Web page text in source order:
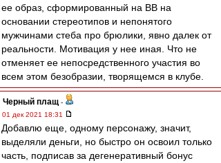
ее образ, сформированный на ВВ на
основании стереотипов и непонятого
мужчинами стеба про брюлики, явно далек от
реальности. Мотивация у нее иная. Что не
отменяет ее непосредственного участия во
всем этом безобразии, творящемся в клубе.
Черный плащ -
01 дек 2021 18:31
Добавлю еще, одному персонажу, значит,
выделяли деньги, но быстро он освоил только
часть, подписав за дегенеративный бонус